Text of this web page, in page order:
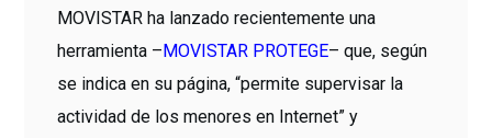
MOVISTAR ha lanzado recientemente una
herramienta –MOVISTAR PROTEGE– que, según
se indica en su página, “permite supervisar la
actividad de los menores en Internet” y